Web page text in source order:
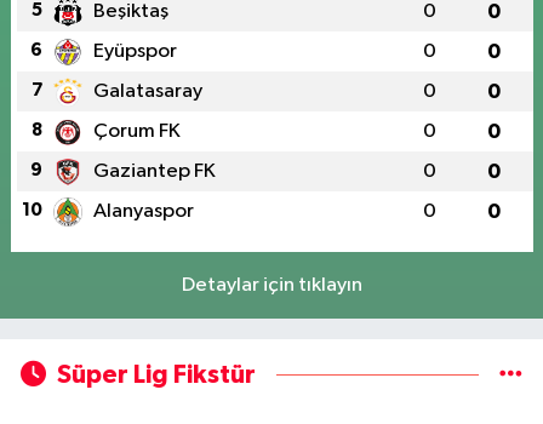
5 Beşiktaş 0 0
6 Eyüpspor 0 0
7 Galatasaray 0 0
8 Çorum FK 0 0
9 Gaziantep FK 0 0
10 Alanyaspor 0 0
Detaylar için tıklayın
Süper Lig Fikstür